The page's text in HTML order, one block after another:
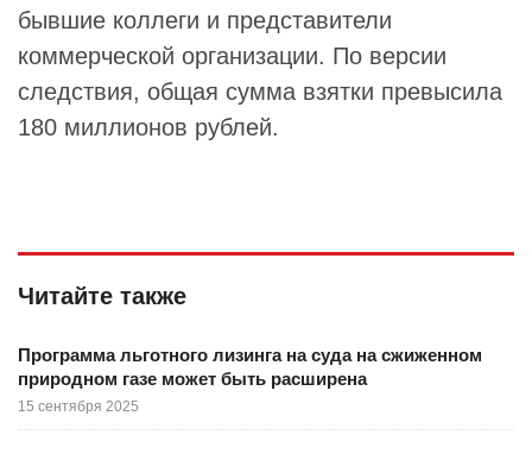
бывшие коллеги и представители
коммерческой организации. По версии
следствия, общая сумма взятки превысила
180 миллионов рублей.
Читайте также
Программа льготного лизинга на суда на сжиженном
природном газе может быть расширена
15 сентября 2025